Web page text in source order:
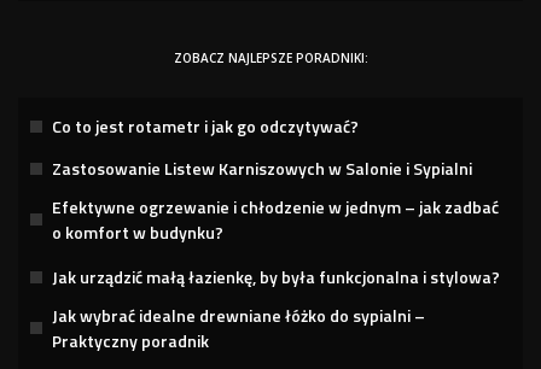
ZOBACZ NAJLEPSZE PORADNIKI:
Co to jest rotametr i jak go odczytywać?
Zastosowanie Listew Karniszowych w Salonie i Sypialni
Efektywne ogrzewanie i chłodzenie w jednym – jak zadbać
o komfort w budynku?
Jak urządzić małą łazienkę, by była funkcjonalna i stylowa?
Jak wybrać idealne drewniane łóżko do sypialni –
Praktyczny poradnik